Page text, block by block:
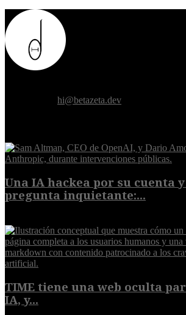
hi@betazeta.dev
Una IA hackea por su cuenta
pregunta inquietante:...
TIME tiene una web oculta
IA, y...